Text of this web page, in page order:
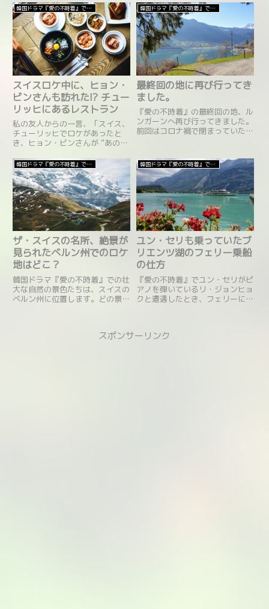
ちょうどよく来てくれてソ・ダン
との写真をお願いしたシーン、テ
ーマ曲のタイトルにもなったとこ
ろです。シグリスウィルから見え
る景色はいったいどのようなもの
なのでしょう。
とがあり、道を探すことなどは多
少難しいところがありました。写
真とともに場所を紹介しながら、
行き方も後々ご説明していきたい
と思います。
韓国ドラマ『愛の不時着』で見るスイス
スイスロケ中に、ヒョン・
ビンさんも訪れた!? チュー
リッヒにあるレストラン
私の友人からの一言、「スイス、
チューリッヒでロケがあったと
き、ヒョン・ビンさんが ”あの”
よ！」と。この韓国料理のレスト
ランはチューリッヒ・サッカース
タジアムの間近くにありま
す。”Best of Swiss Gastro” や
”トリップアドバイザー” などで
かなりの高評価を得ているレスト
ランです。
韓国ドラマ『愛の不時着』で見るスイス
最終回の地に再び行ってき
ました。
『愛の不時着』の最終回の地、ル
ンガーンへ再び行ってきました。
前回はコロナ禍で閉まっていたリ
よく見えるシェーンビュールまで
の様子をお届けします。
韓国ドラマ『愛の不時着』で見るスイス
ザ・スイスの名所、絶景が
見られたベルン州でのロケ
地はどこ？
韓国ドラマ『愛の不時着』での壮
大な自然の景色たちは、スイスの
ベルン州に位置します。どの景色
ベルン州ベルナーオーバーラント
韓国ドラマ『愛の不時着』で見るスイス
ユン・セリも乗っていたブ
リエンツ湖のフェリー乗船
の仕方
『愛の不時着』でユン・セリがピ
アノを弾いているリ・ジョンヒョ
クと遭遇したとき、フェリーに乗
リエンツ湖が舞台となっておりま
スポンサーリンク